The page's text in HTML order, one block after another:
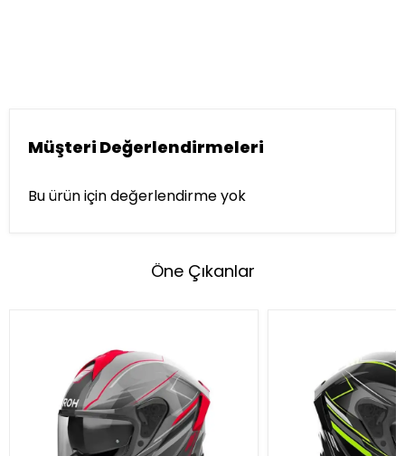
Müşteri Değerlendirmeleri
Bu ürün için değerlendirme yok
Öne Çıkanlar